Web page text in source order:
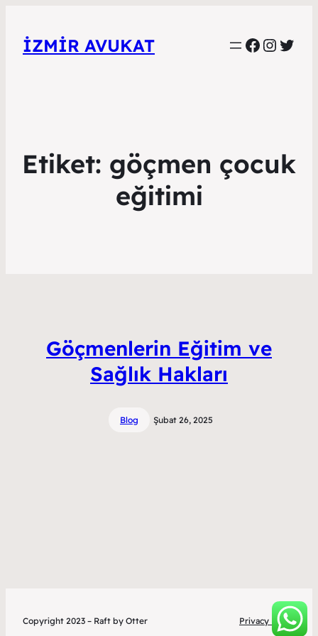
İZMIR AVUKAT
Etiket: göçmen çocuk
eğitimi
Göçmenlerin Eğitim ve
Sağlık Hakları
Blog Şubat 26, 2025
Copyright 2023 – Raft by Otter Privacy Policy